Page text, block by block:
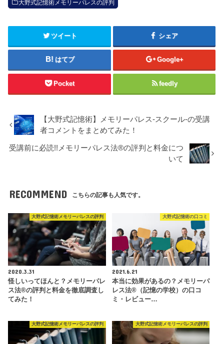
大野式記憶術メモリーパレスの評判
ツイート シェア
はてブ Google+
Pocket feedly
【大野式記憶術】メモリーパレス-スクール-の受講
者コメントをまとめてみた！
受講前に必読!!メモリーパレス法®︎の評判と料金につ
いて
RECOMMEND こちらの記事も人気です。
大野式記憶術メモリーパレスの評判
2020.3.31
怪しいってほんと？メモリーパレ
ス法®︎の評判と料金を徹底調査し
てみた！
大野式記憶術の口コミ
2021.6.21
本当に効果があるの？メモリーパ
レス法®︎（記憶の学校）の口コ
ミ・レビュー…
大野式記憶術メモリーパレスの評判 大野式記憶術メモリーパレスの評判